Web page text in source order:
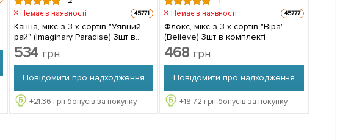
Немає в наявності 45771
Канна, мікс з 3-х сортів "Уявний
рай" (Imaginary Paradise) 3шт в
комплекті
534 грн
Повідомити про надходження
+21.36 грн бонусів за покупку
Немає в наявності 45777
Флокс, мікс з 3-х сортів "Віра"
(Believe) 3шт в комплекті
468 грн
Повідомити про надходження
+18.72 грн бонусів за покупку